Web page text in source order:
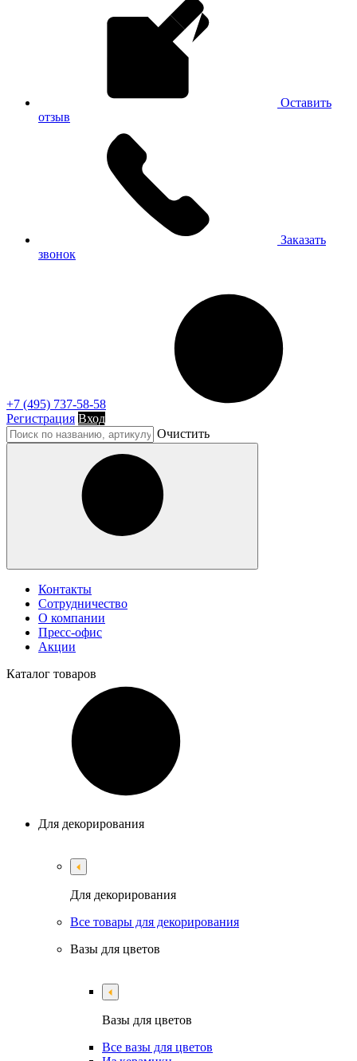
Оставить
отзыв
Заказать
звонок
+7 (495) 737-58-58
Регистрация Вход
Очистить
Контакты
Сотрудничество
О компании
Пресс-офис
Акции
Каталог товаров
Для декорирования
Для декорирования
Все товары для декорирования
Вазы для цветов
Вазы для цветов
Все вазы для цветов